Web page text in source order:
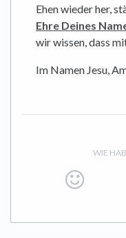
Ehen wieder her,
Ehre Deines
wir wissen, dass
Im Namen Jesu,
WIE